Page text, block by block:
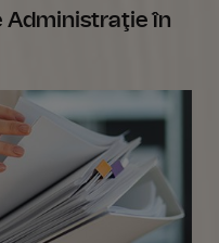
Administraţie în